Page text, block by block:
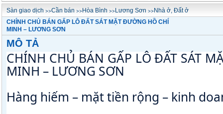
Sàn giao dịch >>Cần bán >>Hòa Bình >>Lương Sơn >>Nhà ở, Đất ở
CHÍNH CHỦ BÁN GẤP LÔ ĐẤT SÁT MẶT ĐƯỜNG HỒ CHÍ
MINH – LƯƠNG SƠN
MÔ TẢ
CHÍNH CHỦ BÁN GẤP LÔ ĐẤT SÁT
MINH – LƯƠNG SƠN
Hàng hiếm – mặt tiền rộng – kinh